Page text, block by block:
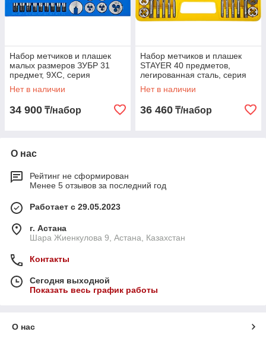
Набор метчиков и плашек
малых размеров ЗУБР 31
предмет, 9ХС, серия
"Профессионал" (28109-H31)
Нет в наличии
34 900 ₸/набор
Набор метчиков и плашек
STAYER 40 предметов,
легированная сталь, серия
"MaxCut" (2805-H40_z01)
Нет в наличии
36 460 ₸/набор
О нас
Рейтинг не сформирован
Менее 5 отзывов за последний год
Работает с 29.05.2023
г. Астана
Шара Жиенкулова 9, Астана, Казахстан
Контакты
Сегодня выходной
Показать весь график работы
О нас